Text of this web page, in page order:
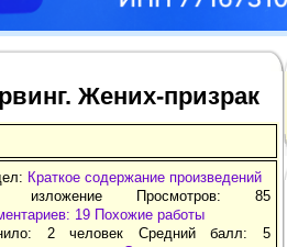
Жених-призрак
Краткое содержание произведений
изложение Просмотров: 85
19 Похожие работы
2 человек Средний балл: 5